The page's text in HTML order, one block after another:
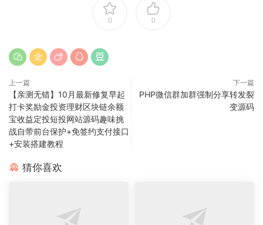
0 0
上一篇
【亲测无错】10月最新修复早起
打卡奖励金投资理财区块链余额
宝收益定投短投网站源码趣味挑
战自带前台保护+免签约支付接口
+安装搭建教程
下一篇
PHP微信群加群强制分享转发裂
变源码
猜你喜欢